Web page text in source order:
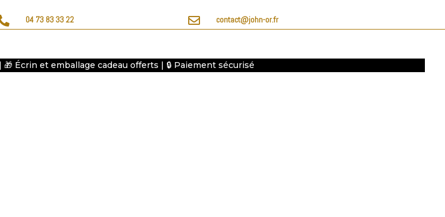
04 73 83 33 22  contact@john-or.fr
🎁 Écrin et emballage cadeau offerts | 🔒 Paiement sécurisé